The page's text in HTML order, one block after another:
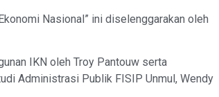
Nasional” ini diselenggarakan oleh
IKN oleh Troy Pantouw serta
Administrasi Publik FISIP Unmul, Wendy